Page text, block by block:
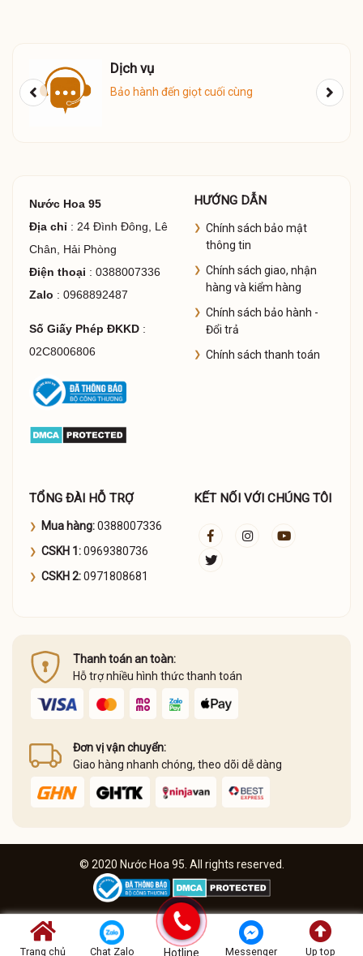
Dịch vụ
Bảo hành đến giọt cuối cùng Giao
Nước Hoa 95
Địa chỉ : 24 Đình Đông, Lê
Chân, Hải Phòng
Điện thoại : 0388007336
Zalo : 0968892487
Số Giấy Phép ĐKKD:
02C8006806
HƯỚNG DẪN
Chính sách bảo mật
thông tin
Chính sách giao, nhận
hàng và kiểm hàng
Chính sách bảo hành -
Đổi trả
Chính sách thanh toán
TỔNG ĐÀI HỖ TRỢ
Mua hàng:0388007336
CSKH 1:0969380736
CSKH 2:0971808681
KẾT NỐI VỚI CHÚNG TÔI
Thanh toán an toàn:
Hỗ trợ nhiều hình thức thanh toán
Đơn vị vận chuyển:
Giao hàng nhanh chóng, theo dõi dễ dàng
© 2020 Nước Hoa 95. All rights reserved.
Trang chủ Chat Zalo Hotline Messenger Up top